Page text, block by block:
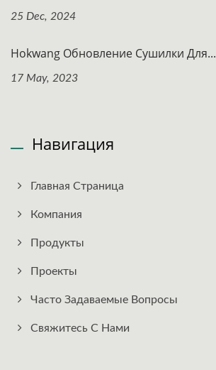
25 Dec, 2024
Hokwang Обновление Сушилки Для...
17 May, 2023
Навигация
Главная Страница
Компания
Продукты
Проекты
Часто Задаваемые Вопросы
Свяжитесь С Нами